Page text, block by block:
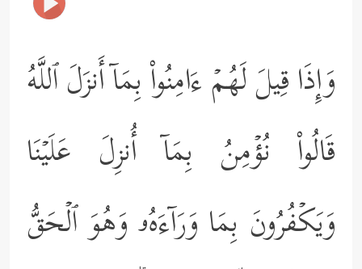
وَإِذَا قِیلَ لَهُمۡ ءَامِنُواْ بِمَاۤ أَنزَلَ ٱللَّهُ
قَالُواْ نُؤۡمِنُ بِمَاۤ أُنزِلَ عَلَیۡنَا
وَیَكۡفُرُونَ بِمَا وَرَاۤءَهُۥ وَهُوَ ٱلۡحَقُّ